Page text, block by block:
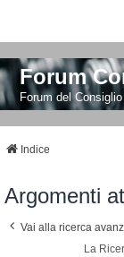
Forum
Forum del
Indice
Argomenti
Vai alla ricerca
La